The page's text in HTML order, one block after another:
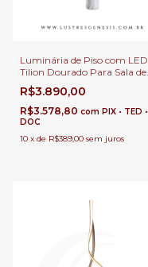
Luminária de Piso com LED
Tilion Dourado Para Sala de
Estar, Quartos e Escritórios
R$3.890,00
R$3.578,80 com PIX • TED •
DOC
10 x de R$389,00 sem juros